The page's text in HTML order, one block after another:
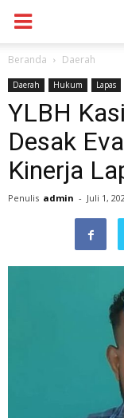
Beranda Daerah
Daerah Hukum Lapas
YLBH
Desak
Kinerja
Penulis admin - Juli 1,